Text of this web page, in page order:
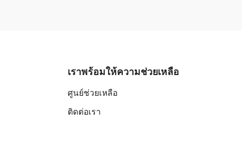
เราพร้อมให้ความช่วยเหลือ
ศูนย์ช่วยเหลือ
ติดต่อเรา